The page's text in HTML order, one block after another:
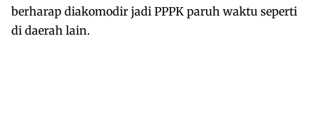
berharap diakomodir jadi PPPK paruh waktu seperti
di daerah lain.